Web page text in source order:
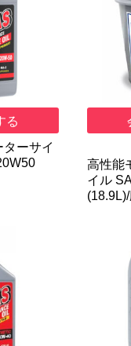
る
ーサイ
高性能
イル